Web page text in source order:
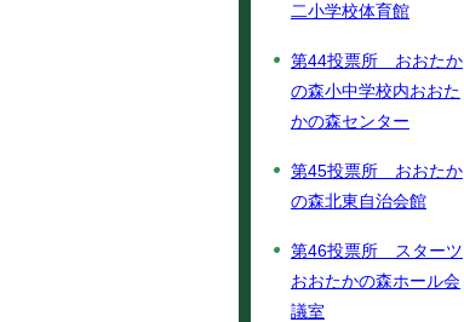
二小学校体育館
第44投票所 おおたか
の森小中学校内おおた
かの森センター
第45投票所 おおたか
の森北東自治会館
第46投票所 スターツ
おおたかの森ホール会
議室